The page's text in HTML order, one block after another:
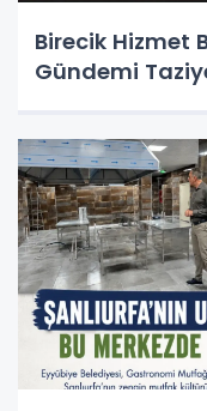
Birecik Hizmet
Gündemi